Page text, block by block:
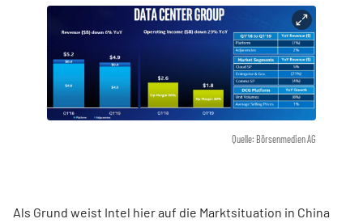
Quelle: Börsenmedien AG
Als Grund weist Intel hier auf die Marktsituation in China